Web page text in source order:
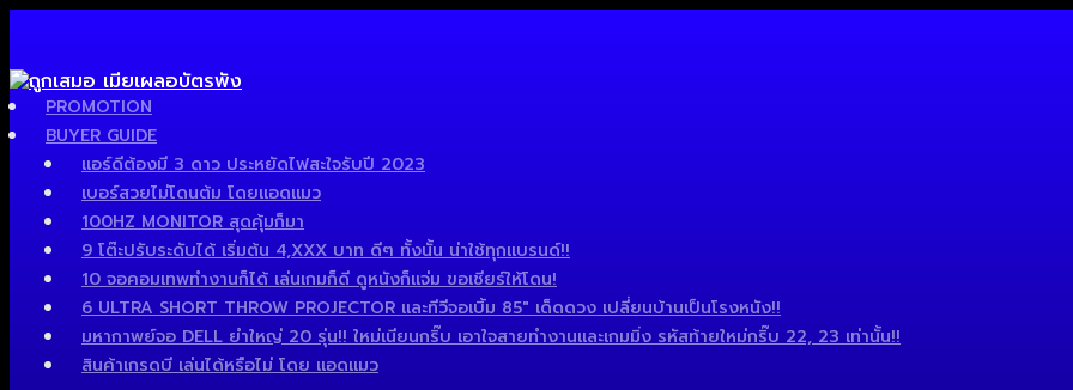
PROMOTION
BUYER GUIDE
แอร์ดีต้องมี 3 ดาว ประหยัดไฟสะใจรับปี 2023
เบอร์สวยไม่โดนต้ม โดยแอดแมว
100HZ MONITOR สุดคุ้มก็มา
9 โต๊ะปรับระดับได้ เริ่มต้น 4,XXX บาท ดีๆ ทั้งนั้น น่าใช้ทุกแบรนด์!!
10 จอคอมเทพทำงานก็ได้ เล่นเกมก็ดี ดูหนังก็แจ่ม ขอเชียร์ให้โดน!
6 ULTRA SHORT THROW PROJECTOR และทีวีจอเบิ้ม 85″ เด็ดดวง เปลี่ยนบ้านเป็นโรงหนัง!!
มหากาพย์จอ DELL ยำใหญ่ 20 รุ่น!! ใหม่เนียนกริ๊บ เอาใจสายทำงานและเกมมิ่ง รหัสท้ายใหม่กริ๊บ 22, 23 เท่านั้น!!
สินค้าเกรดบี เล่นได้หรือไม่ โดย แอดแมว